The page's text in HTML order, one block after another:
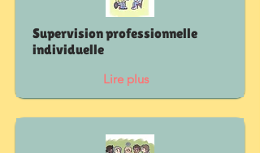
Supervision professionnelle
individuelle
Lire plus